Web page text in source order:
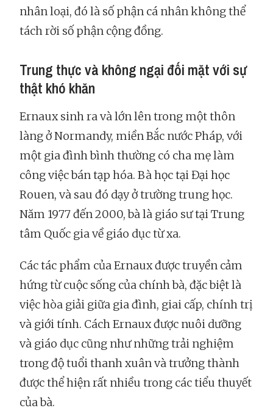
nhân loại, đó là số phận cá nhân không thể
tách rời số phận cộng đồng.
Trung thực và không ngại đối mặt với sự
thật khó khăn
Ernaux sinh ra và lớn lên trong một thôn
làng ở Normandy, miền Bắc nước Pháp, với
một gia đình bình thường có cha mẹ làm
công việc bán tạp hóa. Bà học tại Đại học
Rouen, và sau đó dạy ở trường trung học.
Năm 1977 đến 2000, bà là giáo sư tại Trung
tâm Quốc gia về giáo dục từ xa.
Các tác phẩm của Ernaux được truyền cảm
hứng từ cuộc sống của chính bà, đặc biệt là
việc hòa giải giữa gia đình, giai cấp, chính trị
và giới tính. Cách Ernaux được nuôi dưỡng
và giáo dục cũng như những trải nghiệm
trong độ tuổi thanh xuân và trưởng thành
được thể hiện rất nhiều trong các tiểu thuyết
của bà.